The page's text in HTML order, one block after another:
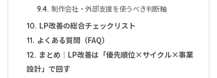
9.4. 制作会社・外部支援を使うべき判断軸
10. LP改善の総合チェックリスト
11. よくある質問（FAQ）
12. まとめ｜LP改善は「優先順位×サイクル×事業
設計」で回す